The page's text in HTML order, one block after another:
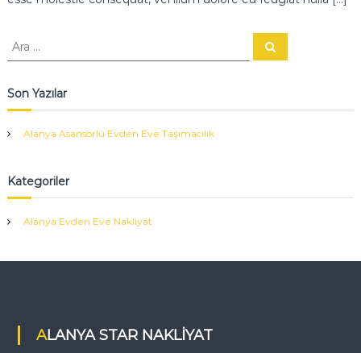
:
A
r
Son Yazılar
Alanya Asansörlü Evden Eve Taşımacılık
Kategoriler
Alanya Evden Eve Nakliyat
ALANYA STAR NAKLİYAT